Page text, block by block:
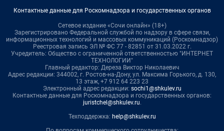
Контактные данные для Роскомнадзора и государственных органов
Сетевое издание «Сочи онлайн» (18+)
Зарегистрировано Федеральной службой по надзору в сфере связи,
информационных технологий и массовых коммуникаций (Роскомнадзор)
Реестровая запись ЭЛ № ФС 77 - 82851 от 31.03.2022 г.
Учредитель: Общество с ограниченной ответственностью "ИНТЕРНЕТ
ТЕХНОЛОГИИ"
Главный редактор: Дереза Виктор Николаевич
Адрес редакции: 344002, г. Ростов-на-Дону, ул. Максима Горького, д. 130,
13 этаж, +7 912 64 223 23
Электронный адрес редакции: sochi1@shkulev.ru
Контактные данные для Роскомнадзора и государственных органов:
juristchel@shkulev.ru.
Техподдержка: help@shkulev.ru